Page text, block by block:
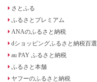
さとふる
ふるさとプレミアム
ANAのふるさと納税
dショッピングふるさと納税百選
au PAY ふるさと納税
ふるさと本舗
ヤフーのふるさと納税